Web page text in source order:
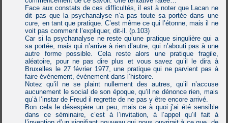
Face aux constats de ces difficultés, il est à noter que Lacan ne
dit pas que la psychanalyse n’a pas toute sa portée dans une
cure, en tant que pratique. C’est même ce qui l’étonne, mais il ne
voit pas comment l’expliquer, dit-il. (p.103)
Car si la psychanalyse ne reste qu’une pratique singulière qui a
sa portée, mais qui n’arrive à rien d’autre, qui n’abouti pas à une
autre forme possible. Cela reste alors une pratique fragile,
aléatoire, pour ne pas dire plus et vous savez qu’il le dira à
Bruxelles le 27 février 1977, une pratique qui ne parvient pas à
faire événement, évènement dans l’histoire.
Notez qu’il ne se plaint nullement des autres, qu’il n’accuse
aucunement le social de son époque, qu’il ne dénonce rien, mais
qu’à l’instar de Freud il regrette de ne pas y être encore arrivé.
Bon cela le désespère un peu, mais ce à quoi j’ai été sensible
dans ce séminaire, c’est à l’invitation, à l’appel qu’il fait à